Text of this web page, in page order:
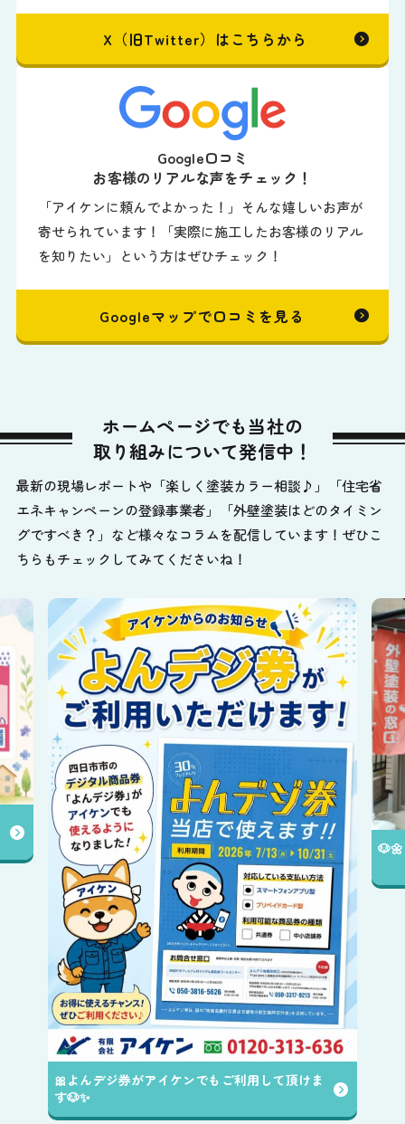
X（旧Twitter）はこちらから
Google口コミ
お客様のリアルな声をチェック！
「アイケンに頼んでよかった！」そんな嬉しいお声が
寄せられています！「実際に施工したお客様のリアル
を知りたい」という方はぜひチェック！
Googleマップで口コミを見る
ホームページでも当社の
取り組みについて発信中！
最新の現場レポートや「楽しく塗装カラー相談♪」「住宅省
エネキャンペーンの登録事業者」「外壁塗装はどのタイミン
グですべき？」など様々なコラムを配信しています！ぜひこ
ちらもチェックしてみてくださいね！
🎀よんデジ券がアイケンでもご利用して頂けま
す🐶✨️